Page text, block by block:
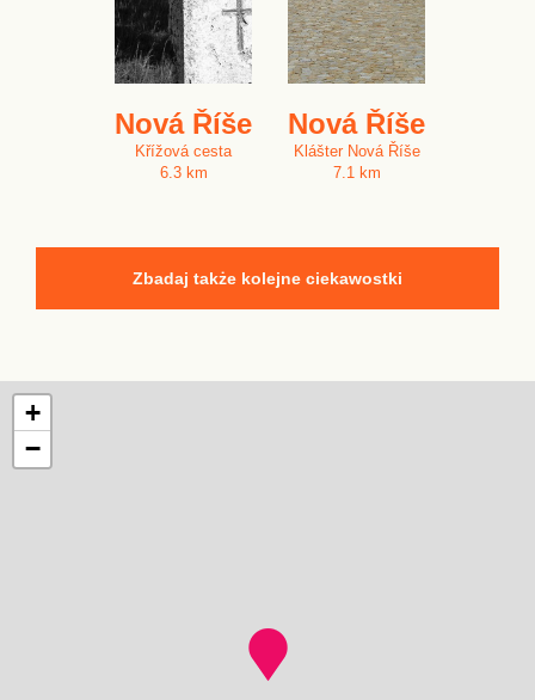
Nová Říše
Křížová cesta
6.3 km
Nová Říše
Klášter Nová Říše
7.1 km
Zbadaj także kolejne ciekawostki
+
−